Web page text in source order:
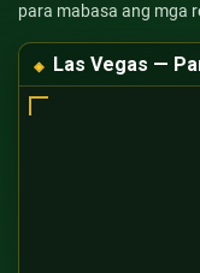
para mabasa ang mga
Las Vegas —